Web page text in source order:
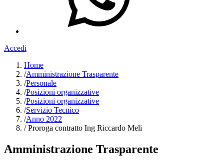
Accedi
Home
/Amministrazione Trasparente
/Personale
/Posizioni organizzative
/Posizioni organizzative
/Servizio Tecnico
/Anno 2022
/Proroga contratto Ing Riccardo Meli
Amministrazione Trasparente